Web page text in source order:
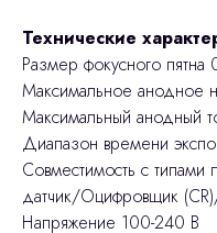
Технические
Размер фокусного
Максимальное анодное
Максимальный анодный
Диапазон времени
Совместимость с
датчик/Оцифровщик
Напряжение 100-240 В